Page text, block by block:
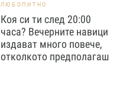
ЛЮБОПИТНО
Коя си ти след 20:00
часа? Вечерните навици
издават много повече,
отколкото предполагаш